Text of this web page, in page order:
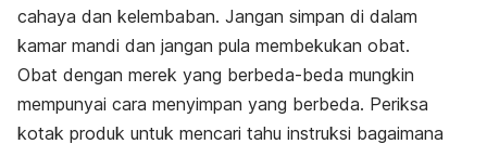
cahaya dan kelembaban. Jangan simpan di dalam
kamar mandi dan jangan pula membekukan obat.
Obat dengan merek yang berbeda-beda mungkin
mempunyai cara menyimpan yang berbeda. Periksa
kotak produk untuk mencari tahu instruksi bagaimana